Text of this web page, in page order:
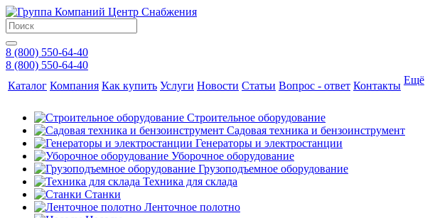
8 (800) 550-64-40
8 (800) 550-64-40
Каталог Компания Как купить Услуги Новости Статьи Вопрос - ответ Контакты Ещё
Строительное оборудование
Садовая техника и бензоинструмент
Генераторы и электростанции
Уборочное оборудование
Грузоподъемное оборудование
Техника для склада
Станки
Ленточное полотно